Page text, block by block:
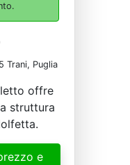
Trani, Puglia
offre
struttura
e